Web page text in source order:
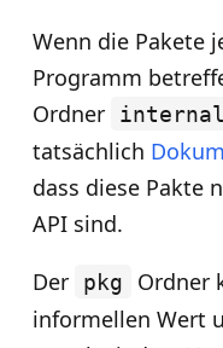
Wenn die Pakete
Programm
Ordner
internal
tatsächlich
dass diese Pakte
API sind.
Der
pkg
Ordner
informellen Wert